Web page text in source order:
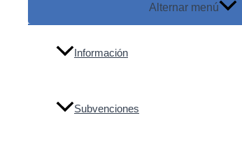
Alternar menú
Información
Subvenciones